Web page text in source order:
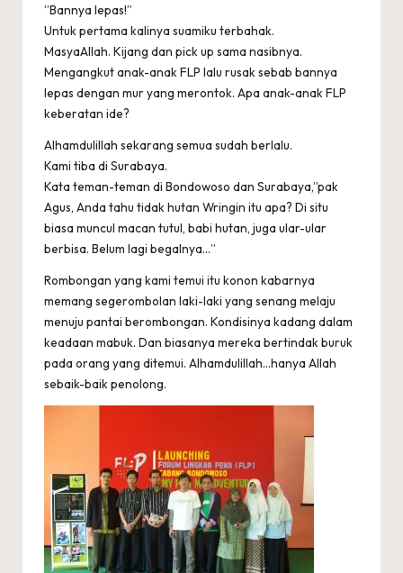
”Bannya lepas!”
Untuk pertama kalinya suamiku terbahak.
MasyaAllah. Kijang dan pick up sama nasibnya.
Mengangkut anak-anak FLP lalu rusak sebab bannya
lepas dengan mur yang merontok. Apa anak-anak FLP
keberatan ide?
Alhamdulillah sekarang semua sudah berlalu.
Kami tiba di Surabaya.
Kata teman-teman di Bondowoso dan Surabaya,”pak
Agus, Anda tahu tidak hutan Wringin itu apa? Di situ
biasa muncul macan tutul, babi hutan, juga ular-ular
berbisa. Belum lagi begalnya…”
Rombongan yang kami temui itu konon kabarnya
memang segerombolan laki-laki yang senang melaju
menuju pantai berombongan. Kondisinya kadang dalam
keadaan mabuk. Dan biasanya mereka bertindak buruk
pada orang yang ditemui. Alhamdulillah…hanya Allah
sebaik-baik penolong.